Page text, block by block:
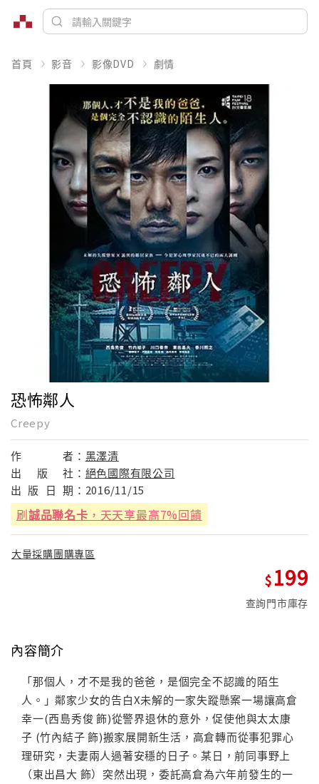
首頁 影音 影像DVD 劇情
恐怖鄰人
Creepy
作 者： 黑澤清
出
版 社： 絕色國際有限公司
出 版 日 期： 2016/11/15
刷誠品聯名卡 ，天天享最高7%回饋
大量採購團購專區
199
查詢門市庫存
內容簡介
「那個人，才不是我的爸爸，是個完全不認識的陌生
人。」鄰家少女的告白X未解的一家失蹤懸案一場讓高倉
幸一(西島秀俊 飾)從警界退休的意外，促使他與太太康
子 (竹內結子 飾)搬家展開新生活，高倉轉而從事犯罪心
理研究，夫妻兩人過著安穩的日子。某日，前同事野上
（東出昌大 飾）突然出現，委託高倉為六年前發生的一